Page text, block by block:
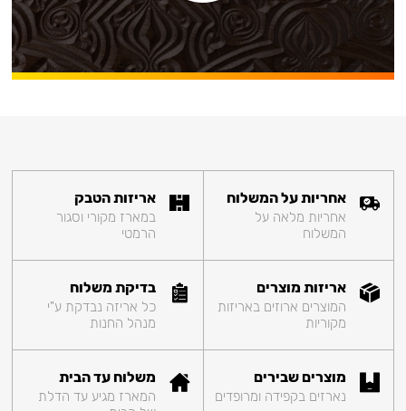
אחריות על המשלוח
אחריות מלאה על
המשלוח
אריזות הטבק
במארז מקורי וסגור
הרמטי
אריזות מוצרים
המוצרים ארוזים באריזות
מקוריות
בדיקת משלוח
כל אריזה נבדקת ע"י
מנהל החנות
מוצרים שבירים
נארזים בקפידה ומרופדים
משלוח עד הבית
המארז מגיע עד הדלת